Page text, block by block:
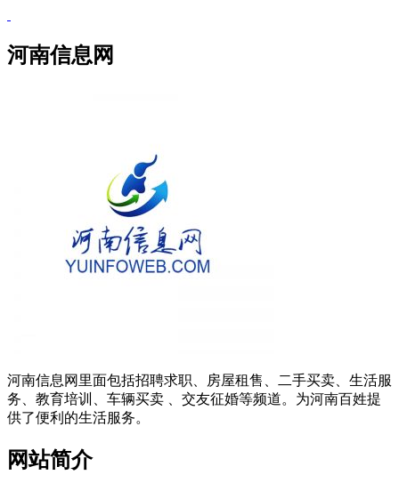
河南信息网
河南信息网里面包括招聘求职、房屋租售、二手买卖、生活服
务、教育培训、车辆买卖 、交友征婚等频道。为河南百姓提
供了便利的生活服务。
网站简介